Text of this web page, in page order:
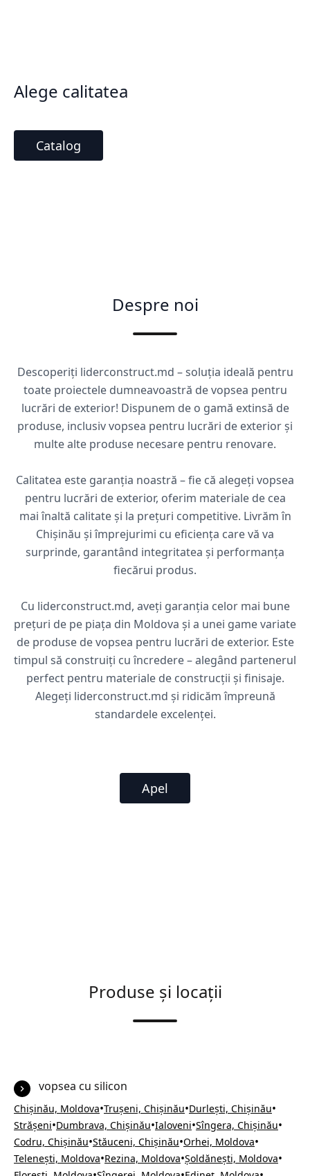
Alege calitatea
Catalog
Despre noi
Descoperiți liderconstruct.md – soluția ideală pentru
toate proiectele dumneavoastră de vopsea pentru
lucrări de exterior! Dispunem de o gamă extinsă de
produse, inclusiv vopsea pentru lucrări de exterior și
multe alte produse necesare pentru renovare.
Calitatea este garanția noastră – fie că alegeți vopsea
pentru lucrări de exterior, oferim materiale de cea
mai înaltă calitate și la prețuri competitive. Livrăm în
Chișinău și împrejurimi cu eficiența care vă va
surprinde, garantând integritatea și performanța
fiecărui produs.
Cu liderconstruct.md, aveți garanția celor mai bune
prețuri de pe piața din Moldova și a unei game variate
de produse de vopsea pentru lucrări de exterior. Este
timpul să construiți cu încredere – alegând partenerul
perfect pentru materiale de construcții și finisaje.
Alegeți liderconstruct.md și ridicăm împreună
standardele excelenței.
Apel
Produse și locații
vopsea cu silicon
Chișinău, Moldova•Trușeni, Chișinău•Durlești, Chișinău•
Strășeni•Dumbrava, Chișinău•Ialoveni•Sîngera, Chișinău•
Codru, Chișinău•Stăuceni, Chișinău•Orhei, Moldova•
Telenești, Moldova•Rezina, Moldova•Șoldănești, Moldova•